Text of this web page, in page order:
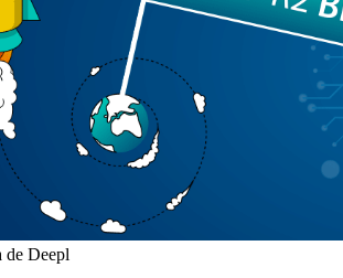
de Deepl